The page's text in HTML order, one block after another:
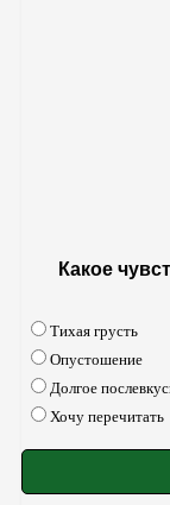
Какое
Тихая грусть
Опустошение
Долгое
Хочу перечитать